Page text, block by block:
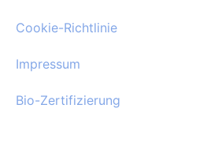
Cookie-Richtlinie
Impressum
Bio-Zertifizierung